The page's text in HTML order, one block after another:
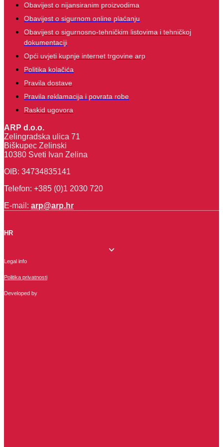
Obavijest o nijansiranim proizvodima
Obavijest o sigurnom online plaćanju
Obavijest o sigurnosno-tehničkim listovima i tehničkoj
dokumentaciji
Opći uvjeti kupnje internet trgovine arp
Politika kolačića
Pravila dostave
Pravila reklamacija i povrata robe
Raskid ugovora
ARP d.o.o.
Zelingradska ulica 71
Biškupec Zelinski
10380 Sveti Ivan Zelina
OIB: 34734835141
Telefon: +385 (0)1 2030 720
E-mail: arp@arp.hr
HR
Legal info
Politika privatnosti
Developed by